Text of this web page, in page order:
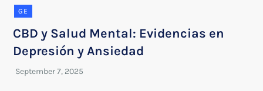
GE
CBD y Salud Mental: Evidencias en
Depresión y Ansiedad